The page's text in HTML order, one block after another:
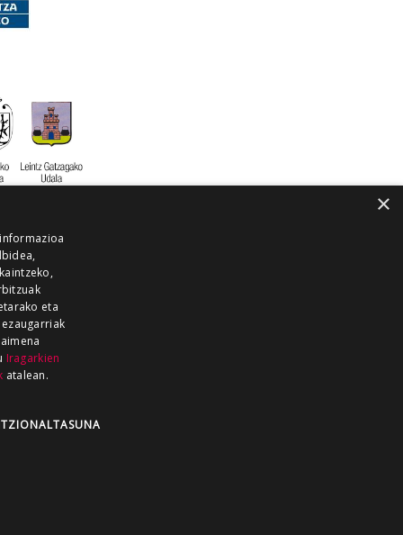
GUKA
GUKA ZUMAIA GUKA
×
eta
Iragarkien
atalean.